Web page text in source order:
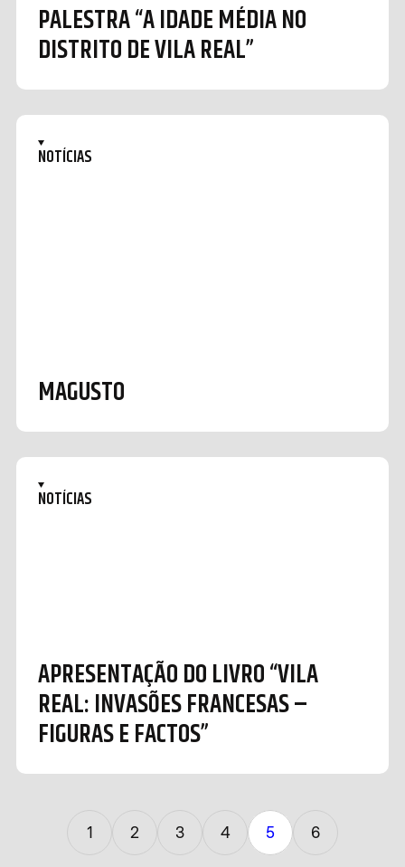
PALESTRA “A IDADE MÉDIA NO
DISTRITO DE VILA REAL”
NOTÍCIAS
MAGUSTO
NOTÍCIAS
APRESENTAÇÃO DO LIVRO “VILA
REAL: INVASÕES FRANCESAS –
FIGURAS E FACTOS”
1 2 3 4 5 6